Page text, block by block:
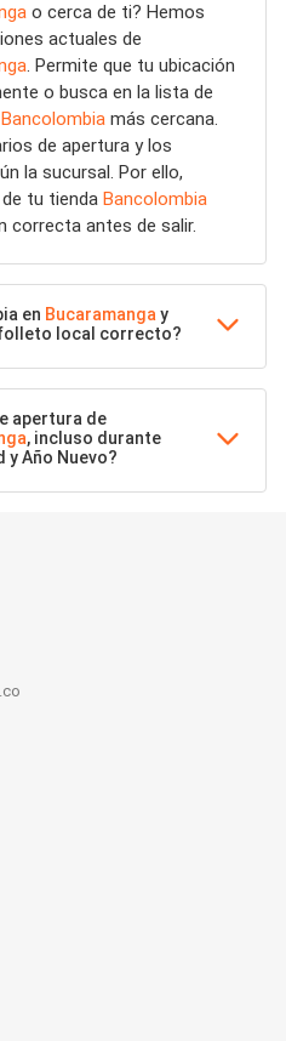
o cerca de ti? Hemos
actuales de
. Permite que tu ubicación
o busca en la lista de
Bancolombia más cercana.
de apertura y los
la sucursal. Por ello,
tu tienda Bancolombia
correcta antes de salir.
en Bucaramanga y
local correcto?
apertura de
, incluso durante
Año Nuevo?